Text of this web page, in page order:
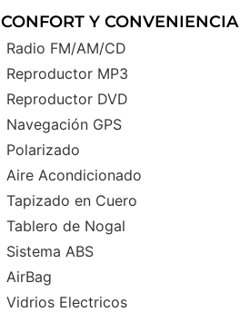
CONFORT Y CONVENIENCIA
Radio FM/AM/CD
Reproductor MP3
Reproductor DVD
Navegación GPS
Polarizado
Aire Acondicionado
Tapizado en Cuero
Tablero de Nogal
Sistema ABS
AirBag
Vidrios Electricos